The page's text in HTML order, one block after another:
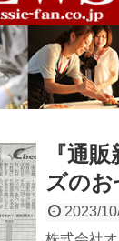
『通
ズのお
2023/